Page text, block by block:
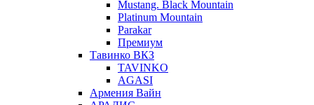
Mustang. Black Mountain
Platinum Mountain
Parakar
Премиум
Тавинко ВКЗ
TAVINKO
AGASI
Армения Вайн